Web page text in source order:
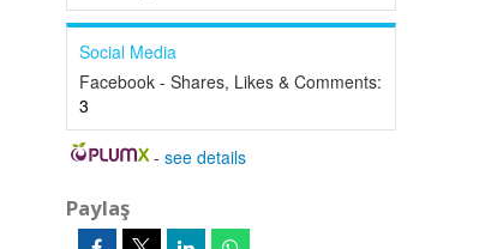
Social Media
Facebook - Shares, Likes & Comments:
3
-see details
Paylaş